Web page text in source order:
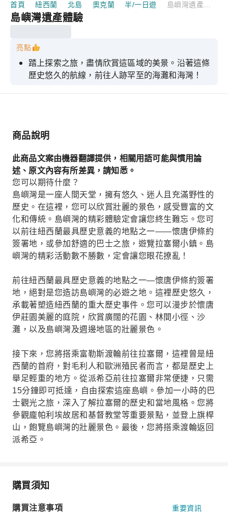
首頁 紐西蘭 北島 奧克蘭 半/一日遊
島嶼灣遺產體驗
亮點
踏上探索之旅，盡情欣賞這區域的美景。沿著這條
歷史悠久的航線，前往人跡罕至的海灘和海灣！
商品說明
此商品文案由機器翻譯提供，相關用語可能與慣用論
述、原文內容有所差異，請知悉。
您可以期待什麼？
島嶼灣是一座人間天堂，擁有悠久、迷人且充滿野性的
歷史。在這裡，您可以欣賞壯麗的景色，感受豐​​富的文
化和傳統。島嶼灣的精彩體驗定會讓您終生難忘。您可
以前往紐西蘭最具歷史意義的地點之一——懷唐伊條約
簽署地，或參加舒適的巴士之旅，遊覽拉塞爾小鎮。島
嶼灣的精彩活動數不勝數，定會讓您眼花撩亂！
前往紐西​​蘭最具歷史意義的地點之一—懷唐伊條約簽署
地，絕對是您造訪島嶼灣的必遊之地。這裡歷史悠久，
承載著塑造紐西蘭的重大歷史事件。您可以漫步於懷唐
伊莊園美麗的庭院，欣賞廣闊的花園、林間小徑、沙
灘，以及島嶼灣及週邊地區的壯麗景色。
接下來，您將搭乘富勒斯渡輪前往拉塞爾，這裡曾是紐
西蘭的首府，對毛利人和歐洲殖民者而言，都是歷史上
舉足輕重的地方。從派希亞前往拉塞爾非常便捷，只需
15分鐘即可抵達，自由探索這座島嶼。參加一小時的巴
士觀光之旅，深入了解拉塞爾的歷史和當地風格。您將
參觀龐帕利埃故居和基督教堂等重要景點，並登上旗桿
山，飽覽島嶼灣的壯麗景色。最後，您將搭乘渡輪返回
派希亞。
購買須知
購買注意事項 重要資訊